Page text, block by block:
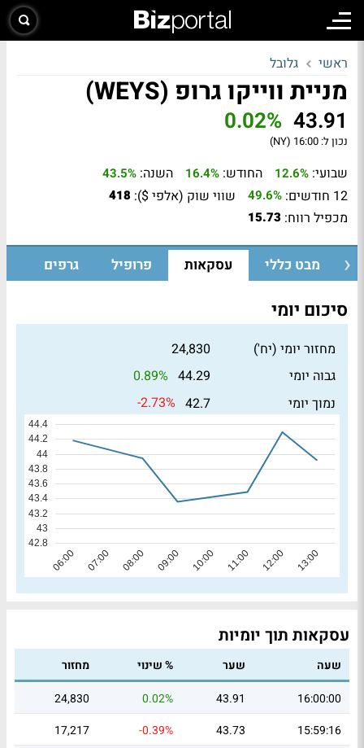
ראשי גלובל
מניית ווייקו גרופ (WEYS)
43.91
0.02%
נכון ל: 16:00 (NY)
שבועי: 12.6% החודש: 16.4% השנה: 43.5%
12 חודשים: 49.6% שווי שוק (אלפי $): 418
מכפיל רווח: 15.73
מבט כללי עסקאות פרופיל גרפים
סיכום יומי
מחזור יומי (יח')
24,830
גבוה יומי
44.29
0.89%
נמוך יומי
42.7
-2.73%
עסקאות תוך יומיות
שעה שער % שינוי
מחזור
16:00:00
43.91
0.02%
24,830
15:59:16
43.73
-0.39%
17,217